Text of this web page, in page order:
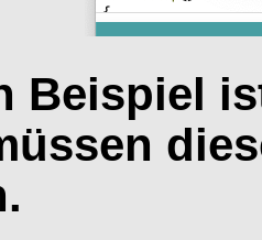
Beispiel